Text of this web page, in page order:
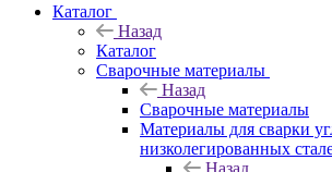
Каталог
Назад
Каталог
Сварочные материалы
Назад
Сварочные материалы
Материалы для сварки
низколегированных
Назад